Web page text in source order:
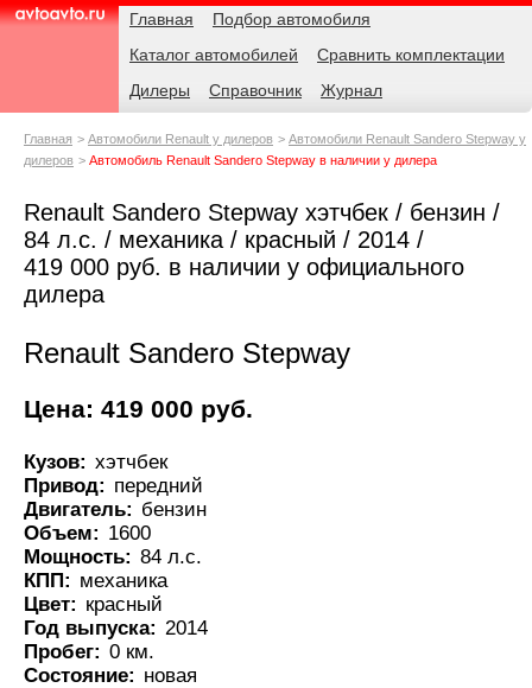
AvtoAvto.ru
Навигация Главная
Подбор автомобиля
Каталог автомобилей
Сравнить комплектации
Дилеры
Справочник Журнал
Родительские
Главная Автомобили Renault у дилеров
Автомобили Renault Sandero Stepway у
дилеров
Автомобиль Renault Sandero Stepway в наличии у дилера
Renault Sandero Stepway хэтчбек / бензин /
84 л.с. / механика / красный / 2014 /
419 000 руб. в наличии у официального
дилера
Renault Sandero Stepway
Цена: 419 000 руб.
Кузов: хэтчбек
Привод: передний
Двигатель: бензин
Объем: 1600
Мощность: 84 л.с.
КПП: механика
Цвет: красный
Год выпуска: 2014
Пробег: 0 км.
Состояние: новая